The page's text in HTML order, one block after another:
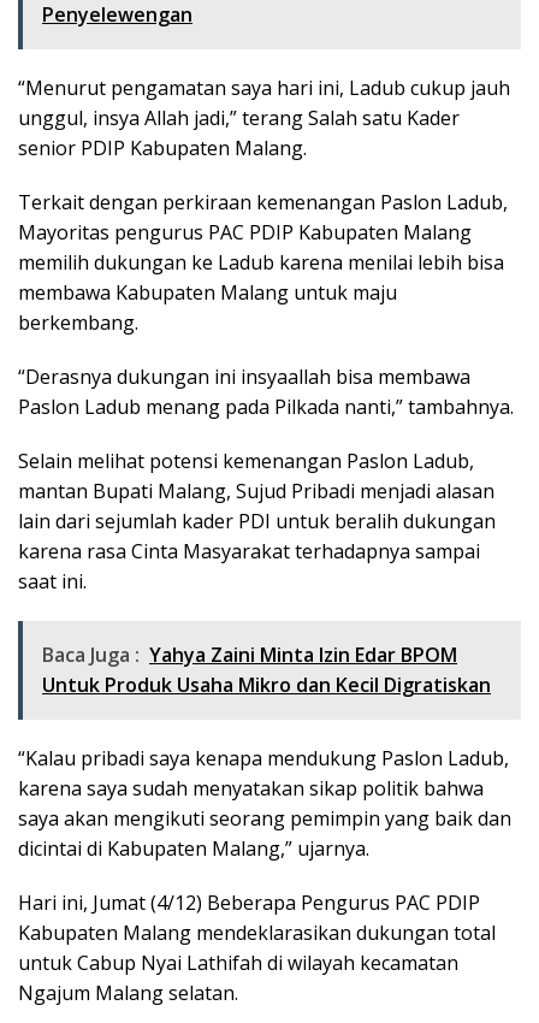
Penyelewengan
“Menurut pengamatan saya hari ini, Ladub cukup jauh
unggul, insya Allah jadi,” terang Salah satu Kader
senior PDIP Kabupaten Malang.
Terkait dengan perkiraan kemenangan Paslon Ladub,
Mayoritas pengurus PAC PDIP Kabupaten Malang
memilih dukungan ke Ladub karena menilai lebih bisa
membawa Kabupaten Malang untuk maju
berkembang.
“Derasnya dukungan ini insyaallah bisa membawa
Paslon Ladub menang pada Pilkada nanti,” tambahnya.
Selain melihat potensi kemenangan Paslon Ladub,
mantan Bupati Malang, Sujud Pribadi menjadi alasan
lain dari sejumlah kader PDI untuk beralih dukungan
karena rasa Cinta Masyarakat terhadapnya sampai
saat ini.
Baca Juga : Yahya Zaini Minta Izin Edar BPOM
Untuk Produk Usaha Mikro dan Kecil Digratiskan
“Kalau pribadi saya kenapa mendukung Paslon Ladub,
karena saya sudah menyatakan sikap politik bahwa
saya akan mengikuti seorang pemimpin yang baik dan
dicintai di Kabupaten Malang,” ujarnya.
Hari ini, Jumat (4/12) Beberapa Pengurus PAC PDIP
Kabupaten Malang mendeklarasikan dukungan total
untuk Cabup Nyai Lathifah di wilayah kecamatan
Ngajum Malang selatan.